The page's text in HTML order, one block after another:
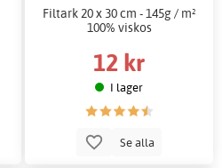
Filtark 20 x 30 cm - 145g / m²
100% viskos
12 kr
I lager
Se alla